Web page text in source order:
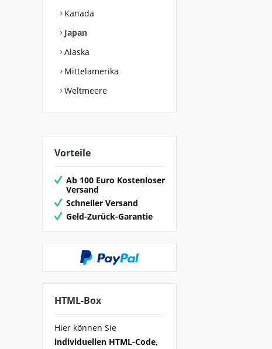
Kanada
Japan
Alaska
Mittelamerika
Weltmeere
Vorteile
Ab 100 Euro Kostenloser
Versand
Schneller Versand
Geld-Zurück-Garantie
HTML-Box
Hier können Sie
individuellen HTML-Code,